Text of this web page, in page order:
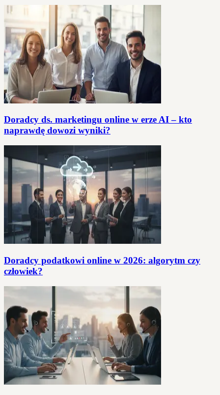
Doradcy ds. marketingu online w erze AI – kto
naprawdę dowozi wyniki?
Doradcy podatkowi online w 2026: algorytm czy
człowiek?